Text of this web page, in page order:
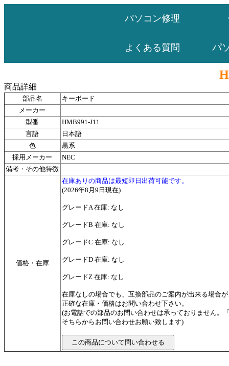
パソコン修理
よくある質問 パ
商品詳細
部品名
キーボード
メーカー
型番
HMB991-J11
言語
日本語
色
黒系
採用メーカー
NEC
備考・その他特徴
価格・在庫
在庫ありの商品は最短即日出荷可能です。
(2026年8月9日現在)
グレードA 在庫: なし
グレードB 在庫: なし
グレードC 在庫: なし
グレードD 在庫: なし
グレードZ 在庫: なし
在庫なしの場合でも、互換部品のご案内が出来る場合
正確な在庫・価格はお問い合わせ下さい。
(お電話での部品のお問い合わせは承っておりません。
そちらからお問い合わせお願い致します)